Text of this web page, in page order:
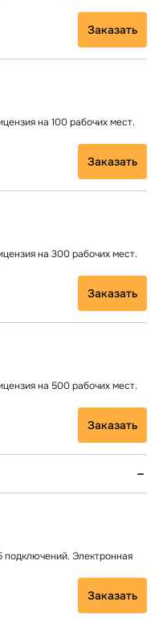
Заказать
на 100 рабочих мест.
Заказать
на 300 рабочих мест.
Заказать
на 500 рабочих мест.
Заказать
Электронная
Заказать